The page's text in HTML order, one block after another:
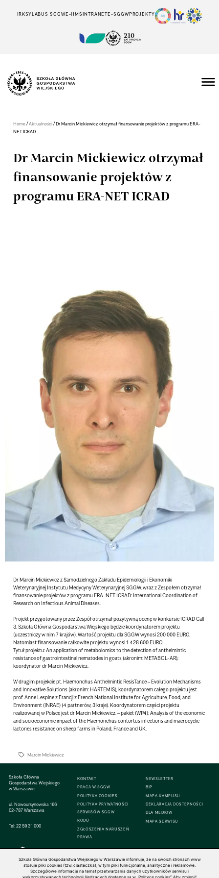
IRKSYLABUS SGGWE-HMSINTRANETE-SGGWPROJEKTY
Home/Aktualności/Dr Marcin Mickiewicz otrzymał finansowanie projektów z programu ERA-
NET ICRAD
Dr Marcin Mickiewicz otrzymał
finansowanie projektów z
programu ERA-NET ICRAD
Dr Marcin Mickiewicz z Samodzielnego Zakładu Epidemiologii i Ekonomiki
Weterynaryjnej Instytutu Medycyny Weterynaryjnej SGGW, wraz z Zespołem otrzymał
finansowanie projektów z programu ERA-NET ICRAD: International Coordination of
Research on Infectious Animal Diseases.
Projekt przygotowany przez Zespół otrzymał pozytywną ocenę w konkursie ICRAD Call
3. Szkoła Główna Gospodarstwa Wiejskiego będzie koordynatorem projektu
(uczestniczy w nim 7 krajów). Wartość projektu dla SGGW wynosi 200 000 EURO.
Natomiast finansowanie całkowite projektu wynosi 1 428 600 EURO.
Tytuł projektu: An application of metabolomics to the detection of anthelmintic
resistance of gastrointestinal nematodes in goats (akronim: METABOL-AR);
koordynator dr Marcin Mickiewicz.
W drugim projekcie pt. Haemonchus Anthelmintic ResisTance – Evolution Mechanisms
and Innovative Solutions (akronim: HARTEMIS), koordynatorem całego projektu jest
prof. Anne Lespine z Francji z French National Institute for Agriculture, Food, and
Environment (INRAE) (4 partnerów, 3 kraje). Koordynatorem części projektu
realizowanej w Polsce jest dr Marcin Mickiewicz. – pakiet (WP4): Analysis of the economic
and socioeconomic impact of the Haemonchus contortus infections and macrocyclic
lactones resistance on sheep farms in Poland, France and UK.
Marcin Mickiewicz
Szkoła Główna
Gospodarstwa Wiejskiego
w Warszawie
ul. Nowoursynowska 166
02-787 Warszawa
Tel:22 59 31 000
KONTAKT
PRACA W SGGW
POLITYKA COOKIES
POLITYKA PRYWATNOŚCI
SERWISÓW SGGW
RODO
ZGŁOSZENIA NARUSZEŃ
PRAWA
NEWSLETTER
BIP
MAPA KAMPUSU
DEKLARACJA DOSTĘPNOŚCI
DLA MEDIÓW
MAPA SERWISU
© 1816–2026 SGGW — ALL RIGHTS RESERVED
Szkoła Główna Gospodarstwa Wiejskiego w Warszawie informuje, że na swoich stronach www
stosuje pliki cookies (tzw. ciasteczka), w tym pliki funkcjonalne, analityczne i reklamowe.
Szczegółowe informacje na temat przetwarzania danych użytkowników serwisu i
wykorzystywanych technologii śledzących dostępne są w „Polityce cookies”. Aby zmienić